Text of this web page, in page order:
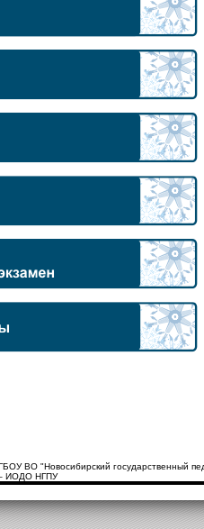
ВО "Новосибирский государственный
– ИОДО НГПУ